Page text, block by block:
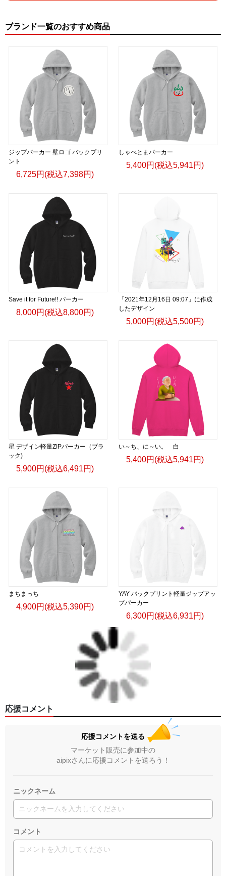
ブランド一覧のおすすめ商品
ジップパーカー 壁ロゴ バックプリ
ント
6,725円(税込7,398円)
しゃべとまパーカー
5,400円(税込5,941円)
Save it for Future!! パーカー
8,000円(税込8,800円)
「2021年12月16日 09:07」に作成
したデザイン
5,000円(税込5,500円)
星 デザイン軽量ZIPパーカー（ブラ
ック)
5,900円(税込6,491円)
い～ち、に～い。 白
5,400円(税込5,941円)
まちまっち
4,900円(税込5,390円)
YAY バックプリント軽量ジップアッ
プパーカー
6,300円(税込6,931円)
応援コメント
応援コメントを送る
マーケット販売に参加中の
aipixさんに応援コメントを送ろう！
ニックネーム
コメント